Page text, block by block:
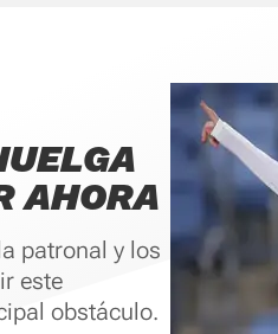
AHORA
patronal y los
este
obstáculo.